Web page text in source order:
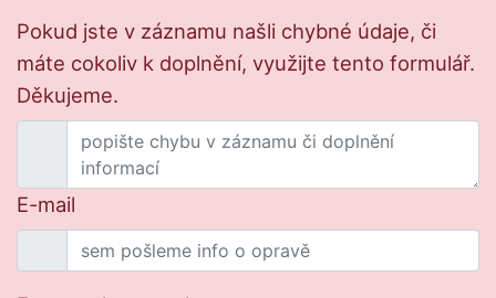
Pokud jste v záznamu našli chybné údaje, či
máte cokoliv k doplnění, využijte tento formulář.
Děkujeme.
E-mail